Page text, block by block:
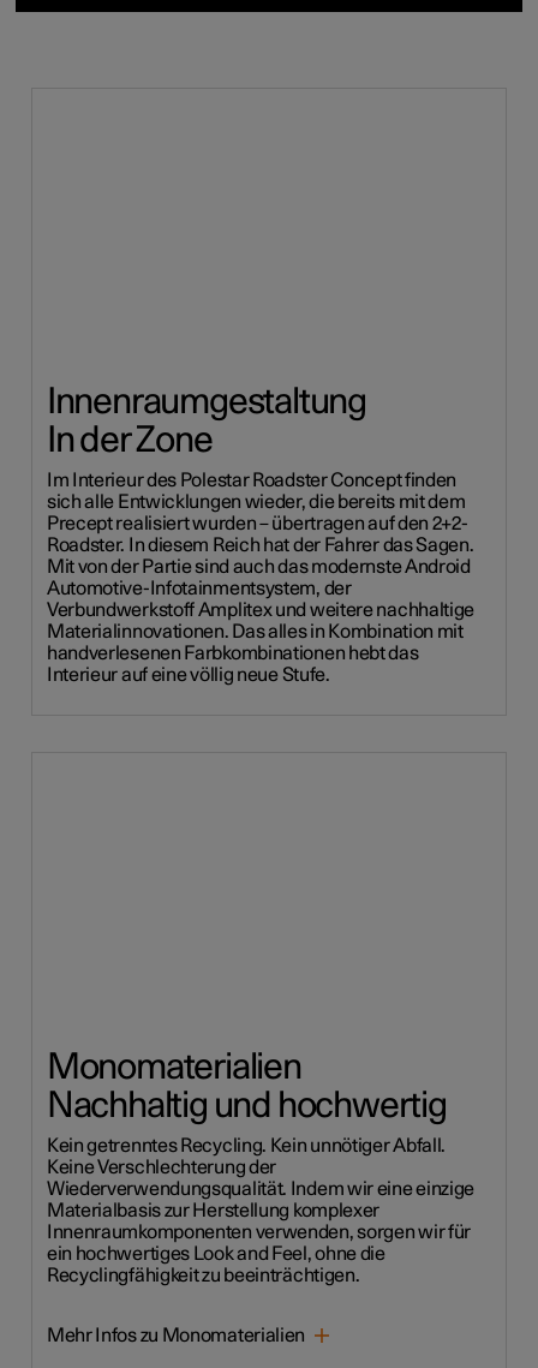
Innenraumgestaltung
In der Zone
Im Interieur des Polestar Roadster Concept finden
sich alle Entwicklungen wieder, die bereits mit dem
Precept realisiert wurden – übertragen auf den 2+2-
Roadster. In diesem Reich hat der Fahrer das Sagen.
Mit von der Partie sind auch das modernste Android
Automotive-Infotainmentsystem, der
Verbundwerkstoff Amplitex und weitere nachhaltige
Materialinnovationen. Das alles in Kombination mit
handverlesenen Farbkombinationen hebt das
Interieur auf eine völlig neue Stufe.
Monomaterialien
Nachhaltig und hochwertig
Kein getrenntes Recycling. Kein unnötiger Abfall.
Keine Verschlechterung der
Wiederverwendungsqualität. Indem wir eine einzige
Materialbasis zur Herstellung komplexer
Innenraumkomponenten verwenden, sorgen wir für
ein hochwertiges Look and Feel, ohne die
Recyclingfähigkeit zu beeinträchtigen.
Mehr Infos zu Monomaterialien